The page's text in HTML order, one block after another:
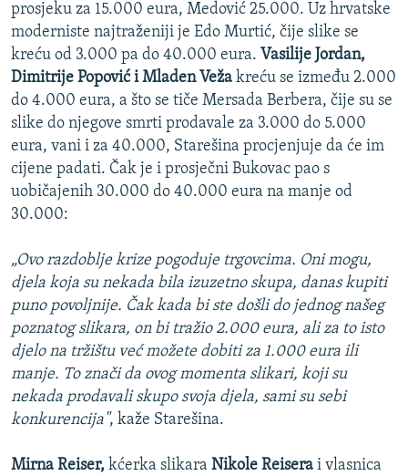
prosjeku za 15.000 eura, Medović 25.000. Uz hrvatske
moderniste najtraženiji je Edo Murtić, čije slike se
kreću od 3.000 pa do 40.000 eura. Vasilije Jordan,
Dimitrije Popović i Mladen Veža kreću se između 2.000
do 4.000 eura, a što se tiče Mersada Berbera, čije su se
slike do njegove smrti prodavale za 3.000 do 5.000
eura, vani i za 40.000, Starešina procjenjuje da će im
cijene padati. Čak je i prosječni Bukovac pao s
uobičajenih 30.000 do 40.000 eura na manje od
30.000:
„Ovo razdoblje krize pogoduje trgovcima. Oni mogu,
djela koja su nekada bila izuzetno skupa, danas kupiti
puno povoljnije. Čak kada bi ste došli do jednog našeg
poznatog slikara, on bi tražio 2.000 eura, ali za to isto
djelo na tržištu već možete dobiti za 1.000 eura ili
manje. To znači da ovog momenta slikari, koji su
nekada prodavali skupo svoja djela, sami su sebi
konkurencija", kaže Starešina.
Mirna Reiser, kćerka slikara Nikole Reisera i vlasnica